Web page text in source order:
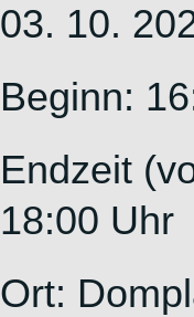
03. 10.
Beginn:
Endzeit
18:00 Uhr
Ort: